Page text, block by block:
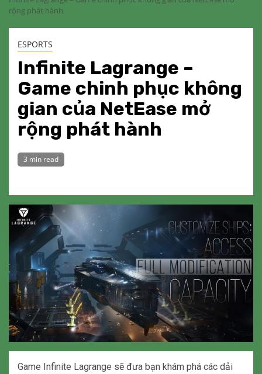
rộng phát hành
ESPORTS
Infinite Lagrange –
Game chinh phục không
gian của NetEase mở
rộng phát hành
3 min read
Game Infinite Lagrange sẽ đưa bạn khám phá các dải